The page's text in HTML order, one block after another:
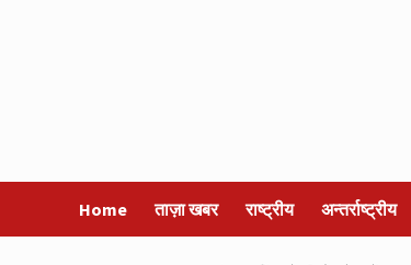
Home ताज़ा खबर राष्ट्रीय अन्तर्राष्ट्रीय